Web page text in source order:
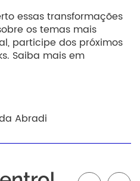
essas transformações
os temas mais
participe dos próximos
Saiba mais em
Abradi